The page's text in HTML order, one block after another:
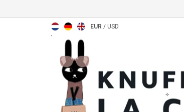
EUR / USD